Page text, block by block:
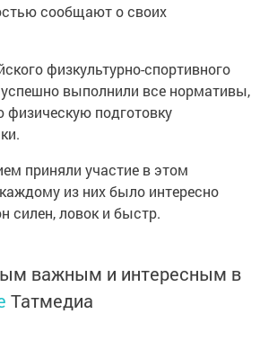
сообщают о своих
физкультурно-спортивного
выполнили все нормативы,
подготовку
приняли участие в этом
из них было интересно
силен, ловок и быстр.
важным и интересным в
Татмедиа